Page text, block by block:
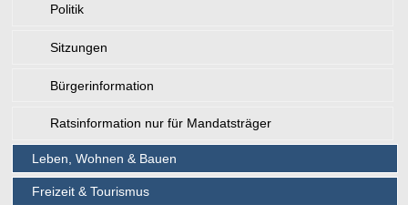
Politik
Sitzungen
Bürgerinformation
Ratsinformation nur für Mandatsträger
Leben, Wohnen & Bauen
Freizeit & Tourismus